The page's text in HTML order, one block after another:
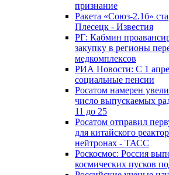
признание
Ракета «Союз-2.1б»
Плесецк - Известия
РГ: Кабмин
закупку в регионы
медкомплексов
РИА Новости: С 1
социальные пенсии
Росатом намерен
число выпускаемых
11 до 25
Росатом отправил
для китайского
нейтронах - ТАСС
Роскосмос: Россия
космических пусков